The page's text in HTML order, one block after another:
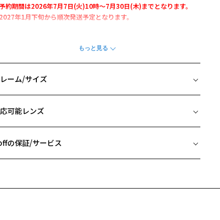
約期間は2026年7月7日(火)10時～7月30日(木)までとなります。
年1月下旬から順次発送予定となります。
人気TVアニメ『ブルーロック』とのコラボレーションが実現しまし
下ろしイラストを使用したメガネ拭きやオリジナルメガネケースも
楽 廻モデル】
ックを象徴するマーク。
ルーロック』の作中で印象的に登場する3つのモチーフを各キャラク
るカラーをあしらいました
ーム/サイズ
リッジ(鼻部分)の横幅：21mm
可能レンズ
フレームとレンズの合計料金を知りたい方へ
価格シミュレーターはこちら
の保証/サービス